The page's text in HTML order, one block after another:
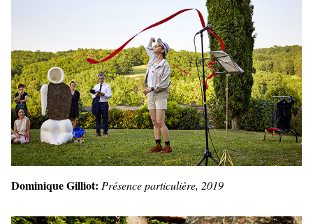
Dominique Gilliot: Présence particulière, 2019